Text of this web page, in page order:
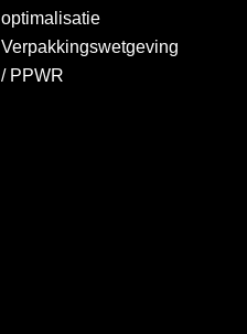
optimalisatie
Verpakkingswetgeving
/ PPWR